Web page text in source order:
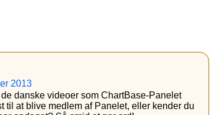
2013
danske videoer som ChartBase-Panelet
til at blive medlem af Panelet, eller kender du